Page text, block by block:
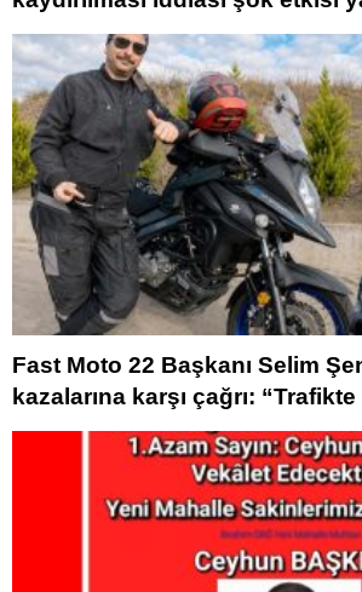
Fast Moto 22 Başkanı Selim
kazalarına karşı çağrı:
etmek zorundayız”